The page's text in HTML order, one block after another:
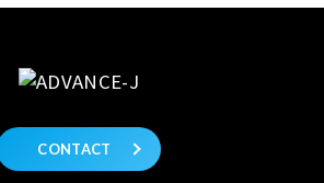
CONTACT